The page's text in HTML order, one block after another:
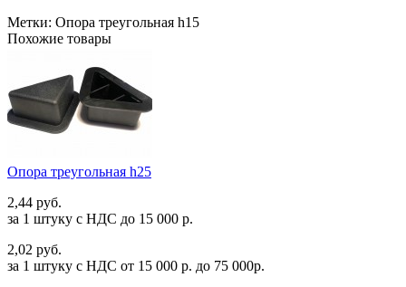
Метки: Опора треугольная h15
Похожие товары
Опора треугольная h25
2,44 руб.
за 1 штуку c НДС до 15 000 р.
2,02 руб.
за 1 штуку c НДС от 15 000 р. до 75 000р.